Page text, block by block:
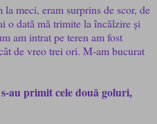
meci, eram surprins de scor, de
o dată mă trimite la încălzire și
am intrat pe teren am fost
de vreo trei ori. M-am bucurat
au primit cele două goluri,